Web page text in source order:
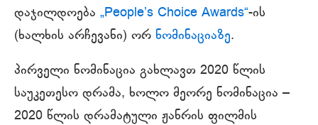
დაჯილდოება „People’s Choice Awards“-ის
(ხალხის არჩევანი) ორ ნომინაციაზე.
პირველი ნომინაცია გახლავთ 2020 წლის
საუკეთესო დრამა, ხოლო მეორე ნომინაცია –
2020 წლის დრამატული ჟანრის ფილმის